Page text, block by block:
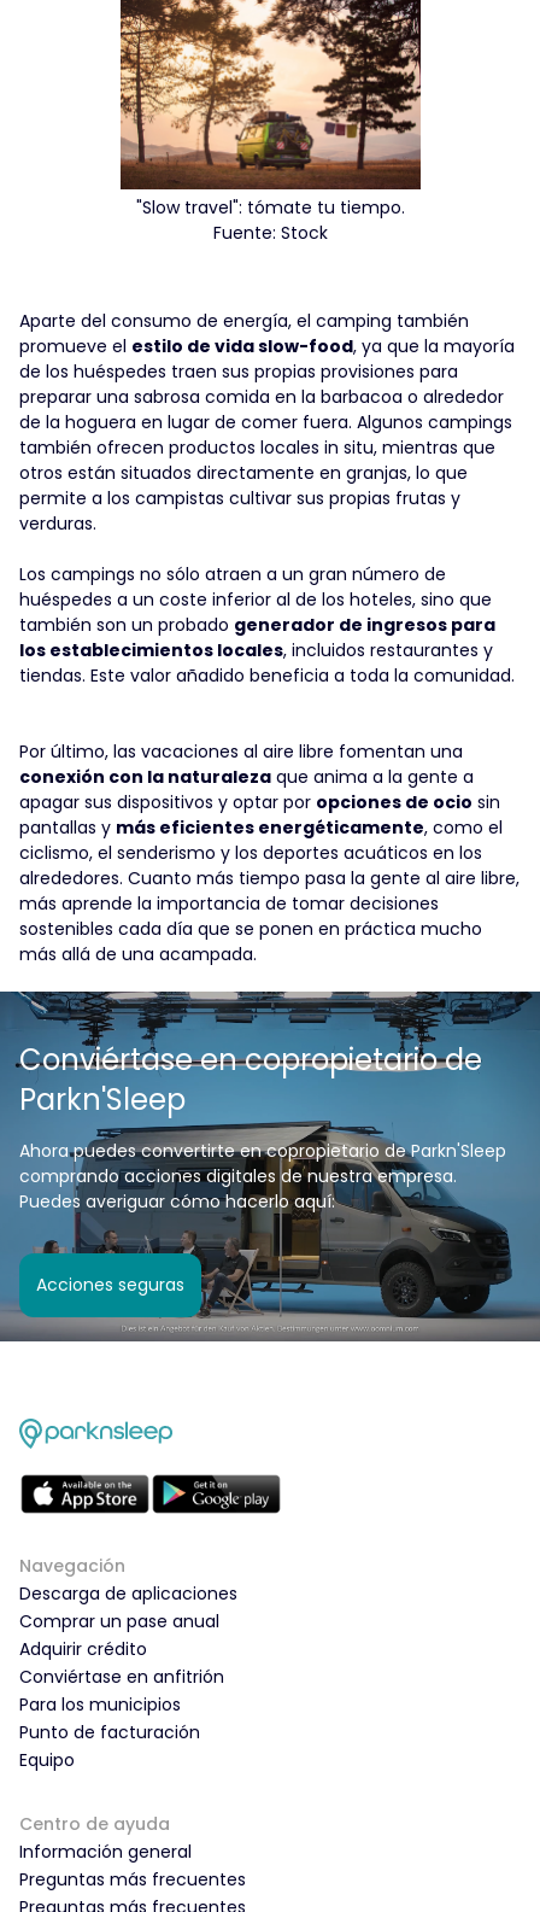
"Slow travel": tómate tu tiempo.
Fuente: Stock
Aparte del consumo de energía, el camping también
promueve el estilo de vida slow-food, ya que la mayoría
de los huéspedes traen sus propias provisiones para
preparar una sabrosa comida en la barbacoa o alrededor
de la hoguera en lugar de comer fuera. Algunos campings
también ofrecen productos locales in situ, mientras que
otros están situados directamente en granjas, lo que
permite a los campistas cultivar sus propias frutas y
verduras.
Los campings no sólo atraen a un gran número de
huéspedes a un coste inferior al de los hoteles, sino que
también son un probado generador de ingresos para
los establecimientos locales, incluidos restaurantes y
tiendas. Este valor añadido beneficia a toda la comunidad.
Por último, las vacaciones al aire libre fomentan una
conexión con la naturaleza que anima a la gente a
apagar sus dispositivos y optar por opciones de ocio sin
pantallas y más eficientes energéticamente, como el
ciclismo, el senderismo y los deportes acuáticos en los
alrededores. Cuanto más tiempo pasa la gente al aire libre,
más aprende la importancia de tomar decisiones
sostenibles cada día que se ponen en práctica mucho
más allá de una acampada.
Conviértase en copropietario de
Parkn'Sleep
Ahora puedes convertirte en copropietario de Parkn'Sleep
comprando acciones digitales de nuestra empresa.
Puedes averiguar cómo hacerlo aquí:
Acciones seguras
Navegación
Descarga de aplicaciones
Comprar un pase anual
Adquirir crédito
Conviértase en anfitrión
Para los municipios
Punto de facturación
Equipo
Centro de ayuda
Información general
Preguntas más frecuentes
Preguntas más frecuentes